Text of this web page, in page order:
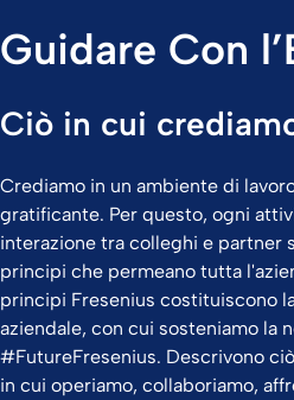
Guidare Con
Ciò in cui
Crediamo in un ambiente di
gratificante. Per questo, ogni
interazione tra colleghi e partner
principi che permeano tutta
principi Fresenius costituiscono
aziendale, con cui sosteniamo la
#FutureFresenius. Descrivono
in cui operiamo, collaboriamo,